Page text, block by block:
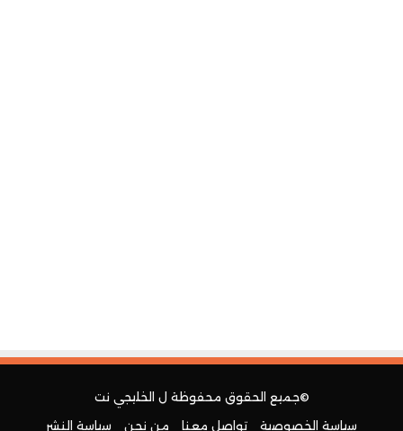
©جميع الحقوق محفوظة ل الخليجي نت
سياسة الخصوصية
تواصل معنا من نحن سياسة النشر